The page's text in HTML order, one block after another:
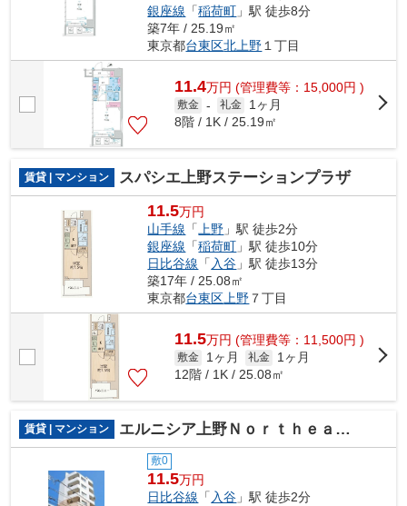
銀座線 「稲荷町 」駅 徒歩8分
築7年 / 25.19㎡
東京都台東区北上野 １丁目
11.4万円 (管理費等：15,000円 )
敷金 - 礼金
1ヶ月
8階 / 1K / 25.19㎡
賃貸 | マンション スパシエ上野ステーションプラザ
11.5万円
山手線 「 上野 」駅 徒歩2分
銀座線 「稲荷町 」駅 徒歩10分
日比谷線 「 入谷 」駅 徒歩13分
築17年 / 25.08㎡
東京都台東区 上野 ７丁目
11.5万円 (管理費等：11,500円 )
敷金 1ヶ月 礼金
1ヶ月
12階 / 1K / 25.08㎡
賃貸 | マンション エルニシア上野Ｎｏｒｔｈｅａｓｔ
敷0
11.5万円
日比谷線 「 入谷 」駅 徒歩2分